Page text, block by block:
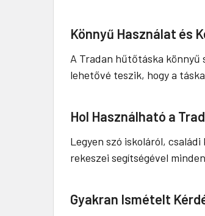
Könnyű Használat és
A Tradan hűtőtáska könnyű
lehetővé teszik, hogy a
Hol Használható a
Legyen szó iskoláról,
rekeszei segítségével
Gyakran Ismételt